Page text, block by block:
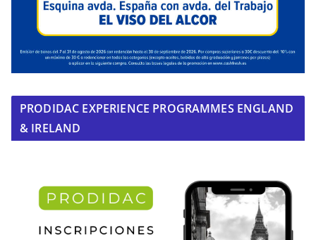
PRODIDAC EXPERIENCE PROGRAMMES ENGLAND
& IRELAND